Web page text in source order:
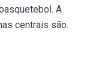
A
centrais são.